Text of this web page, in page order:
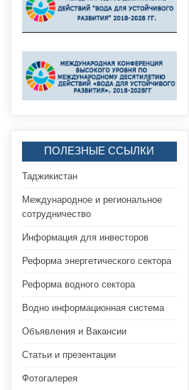
ПОЛЕЗНЫЕ ССЫЛКИ
Таджикистан
Международное и региональное
сотрудничество
Информация для инвесторов
Реформа энергетического сектора
Реформа водного сектора
Водно информационная система
Объявления и Вакансии
Статьи и презентации
Фотогалерея